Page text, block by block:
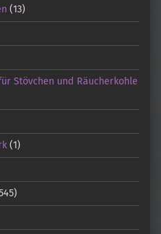
(13)
Stövchen und Räucherkohle
(1)